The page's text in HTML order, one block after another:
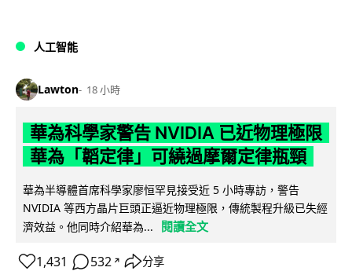
人工智能
Lawton 18 小時
華為科學家警告 NVIDIA 已近物理極限
華為「韜定律」可繞過摩爾定律瓶頸
華為半導體首席科學家廖恒罕見接受近 5 小時專訪，警告
NVIDIA 等西方晶片巨頭正逼近物理極限，傳統製程升級已失經
濟效益。他同時介紹華為...
閱讀全文
1,431 532 ↗ 分享